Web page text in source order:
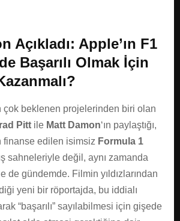
Açıkladı: Apple’ın F1
Başarılı Olmak İçin
çok beklenen projelerinden biri olan
Pitt ile Matt Damon‘ın paylaştığı,
finanse edilen isimsiz Formula 1
sahneleriyle değil, aynı zamanda
de gündemde. Filmin yıldızlarından
yeni bir röportajda, bu iddialı
“başarılı” sayılabilmesi için gişede